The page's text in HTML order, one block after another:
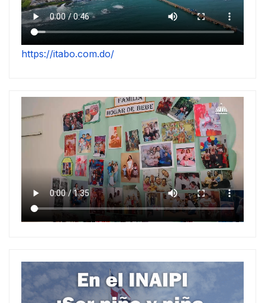
https://itabo.com.do/